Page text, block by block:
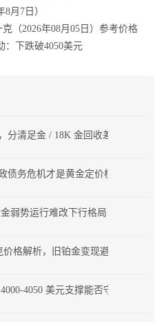
月7日）
（2026年08月05日）参考价格
：下跌破4050美元
分清足金 / 18K 金回收差价
债务危机才是黄金定价核心
弱势运行难改下行格局
格解析，旧铂金变现避坑指南
4050 美元支撑能否守住？